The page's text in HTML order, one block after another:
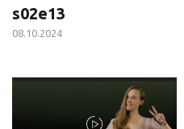
s02e13
08.10.2024